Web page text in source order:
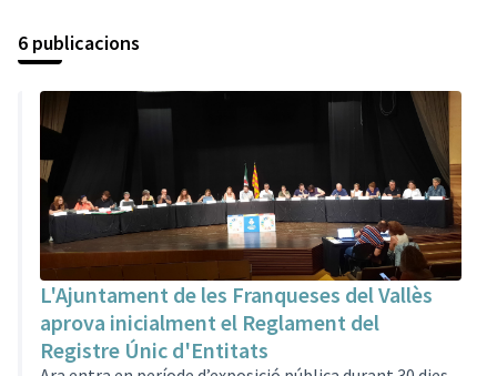
6 publicacions
L'Ajuntament de les Franqueses del Vallès
aprova inicialment el Reglament del
Registre Únic d'Entitats